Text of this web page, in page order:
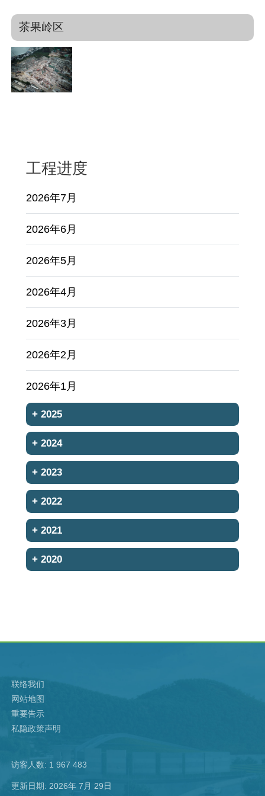
茶果岭区
工程进度
2026年7月
2026年6月
2026年5月
2026年4月
2026年3月
2026年2月
2026年1月
+ 2025
+ 2024
+ 2023
+ 2022
+ 2021
+ 2020
联络我们
网站地图
重要告示
私隐政策声明
访客人数: 1 967 483
更新日期: 2026年 7月 29日